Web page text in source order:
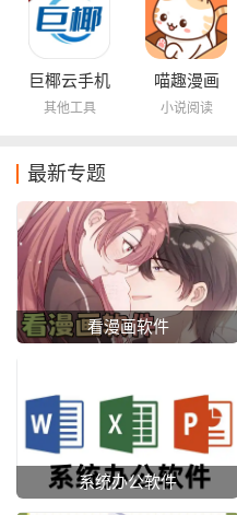
巨椰云手机
其他工具
喵趣漫画
小说阅读
最新专题
看漫画软件
系统办公软件